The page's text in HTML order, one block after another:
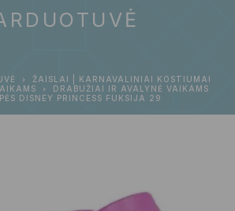
ŽAISLAI | KARNAVALINIAI KOSTIUMAI
DRABUŽIAI IR AVALYNĖ VAIKAMS
DISNEY PRINCESS FUKSIJA 29